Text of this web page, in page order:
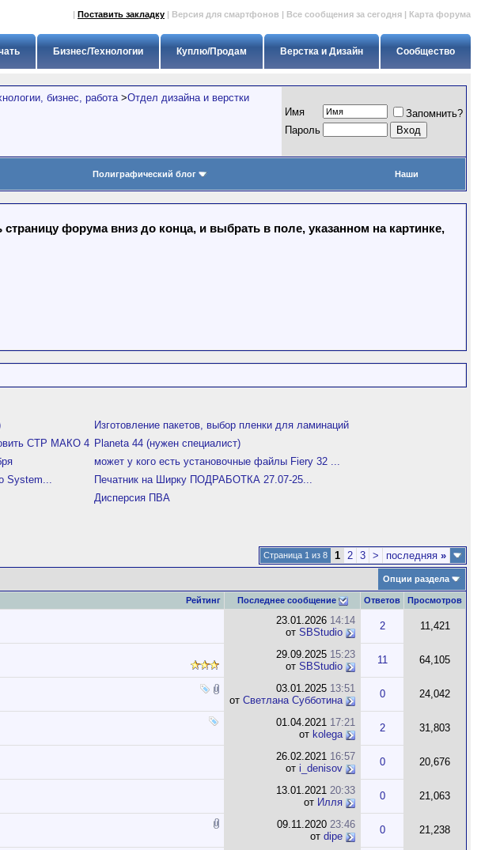
| Поставить закладку | Версия для смартфонов | Все сообщения за сегодня | Карта форума
Сообщество
Верстка и Дизайн
Куплю/Продам
Бизнес/Технологии
бизнес, работа >Отдел дизайна и верстки
Имя
Запомнить?
Пapoль
Полиграфический блог Наши
форума вниз до конца, и выбрать в поле, указанном на картинке,
Изготовление пакетов, выбор пленки для ламинаций
СТР МАКО 4 Planeta 44 (нужен специалист)
может у кого есть установочные файлы Fiery 32 ...
System...
Печатник на Ширку ПОДРАБОТКА 27.07-25...
Дисперсия ПВА
Страница 1 из 8 1 2 3 > последняя »
Опции раздела
Рейтинг Последнее сообщение Ответов Просмотров
23.01.2026 14:14
от SBStudio
2 11,421
29.09.2025 15:23
от SBStudio
11 64,105
03.01.2025 13:51
от Светлана Субботина
0 24,042
01.04.2021 17:21
от kolega
2 31,803
26.02.2021 16:57
от i_denisov
0 20,676
13.01.2021 20:33
от Илля
0 21,063
09.11.2020 23:46
от dipe
0 21,238